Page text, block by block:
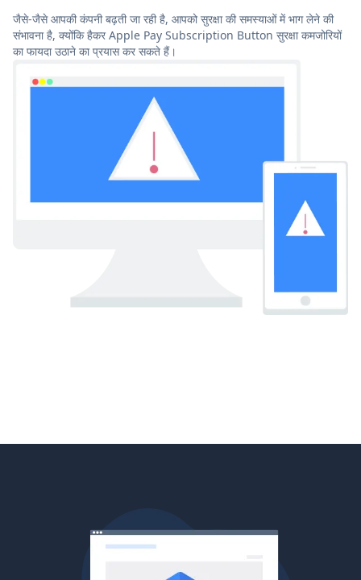
जैसे-जैसे आपकी कंपनी बढ़ती जा रही है, आपको सुरक्षा की समस्याओं में भाग लेने की
संभावना है, क्योंकि हैकर Apple Pay Subscription Button सुरक्षा कमजोरियों
का फायदा उठाने का प्रयास कर सकते हैं।